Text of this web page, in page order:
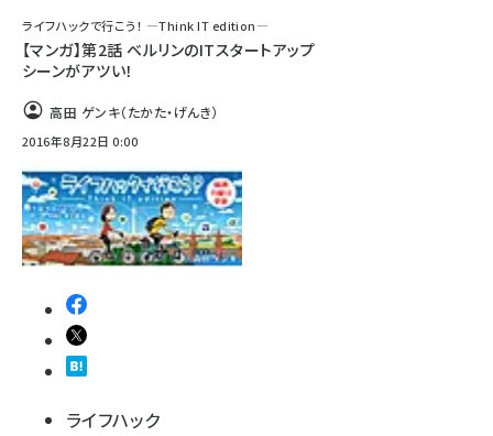
ライフハックで行こう！ ―Think IT edition―
【マンガ】第2話 ベルリンのITスタートアップ
シーンがアツい！
高田 ゲンキ（たかた・げんき）
2016年8月22日 0:00
ライフハック